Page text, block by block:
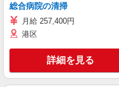
総合病院の清掃
月給 257,400円
港区
詳細を見る